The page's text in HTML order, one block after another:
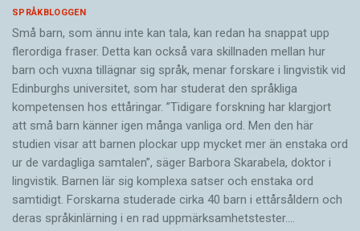
SPRÅKBLOGGEN
Små barn, som ännu inte kan tala, kan redan ha snappat upp
flerordiga fraser. Detta kan också vara skillnaden mellan hur
barn och vuxna tillägnar sig språk, menar forskare i lingvistik vid
Edinburghs universitet, som har studerat den språkliga
kompetensen hos ettåringar. ”Tidigare forskning har klargjort
att små barn känner igen många vanliga ord. Men den här
studien visar att barnen plockar upp mycket mer än enstaka ord
ur de vardagliga samtalen”, säger Barbora Skarabela, doktor i
lingvistik. Barnen lär sig komplexa satser och enstaka ord
samtidigt. Forskarna studerade cirka 40 barn i ettårsåldern och
deras språkinlärning i en rad uppmärksamhetstester.…